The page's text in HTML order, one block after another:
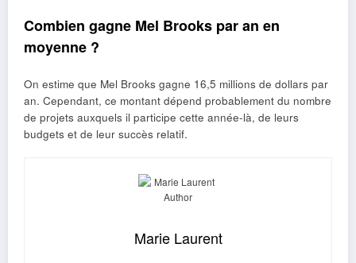
Combien gagne Mel Brooks par an en
moyenne ?
On estime que Mel Brooks gagne 16,5 millions de dollars par
an. Cependant, ce montant dépend probablement du nombre
de projets auxquels il participe cette année-là, de leurs
budgets et de leur succès relatif.
Marie Laurent